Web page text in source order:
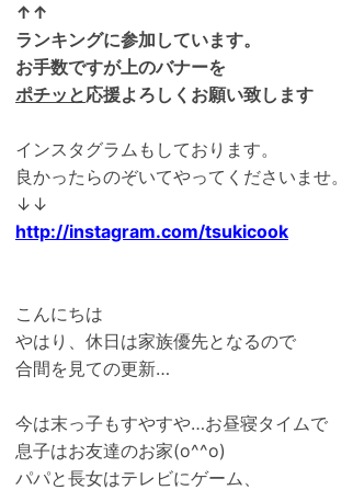
↑↑
ランキングに参加しています。
お手数ですが上のバナーを
ポチッと応援よろしくお願い致します
インスタグラムもしております。
良かったらのぞいてやってくださいませ。
↓↓
http://instagram.com/tsukicook
こんにちは
やはり、休日は家族優先となるので
合間を見ての更新…
今は末っ子もすやすや…お昼寝タイムで
息子はお友達のお家(o^^o)
パパと長女はテレビにゲーム、